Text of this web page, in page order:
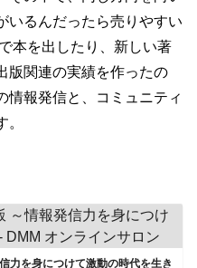
いるんだったら売りやすい
本を出したり、新しい著
版関連の実績を作ったの
情報発信と、コミュニティ
力を身につけて激動の時代を生き